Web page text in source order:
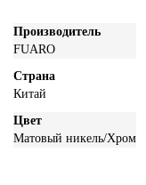
Производитель
FUARO
Страна
Китай
Цвет
Матовый никель/Хром